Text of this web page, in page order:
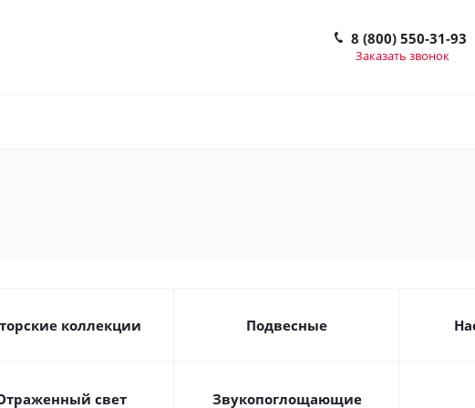
8 (800) 550-31-93
Заказать звонок
коллекции Подвесные
свет
Звукопоглощающие